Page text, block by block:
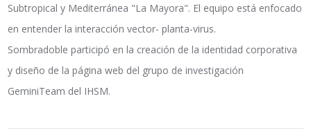
Subtropical y Mediterránea "La Mayora". El equipo está enfocado
en entender la interacción vector- planta-virus.
Sombradoble participó en la creación de la identidad corporativa
y diseño de la página web del grupo de investigación
GeminiTeam del IHSM.